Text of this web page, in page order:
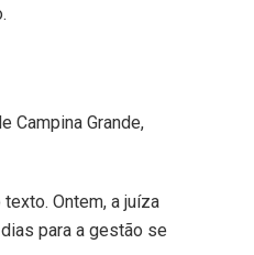
Campina Grande,
Ontem, a juíza
para a gestão se